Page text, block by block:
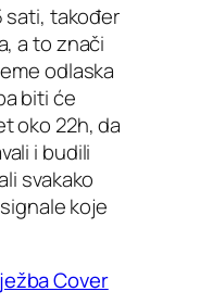
sati, također
a to znači
odlaska
biti će
oko 22h, da
i budili
svakako
koje
Cover